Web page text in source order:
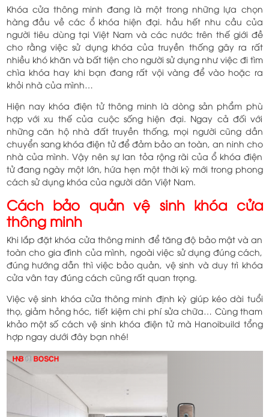
Khóa cửa thông minh đang là một trong những lựa chọn
hàng đầu về các ổ khóa hiện đại. hầu hết nhu cầu của
người tiêu dùng tại Việt Nam và các nước trên thế giới đề
cho rằng việc sử dụng khóa của truyền thống gây ra rất
nhiều khó khăn và bất tiện cho người sử dụng như việc đi tìm
chìa khóa hay khi bạn đang rất vội vàng để vào hoặc ra
khỏi nhà của mình…
Hiện nay khóa điện tử thông minh là dòng sản phẩm phù
hợp với xu thế của cuộc sống hiện đại. Ngay cả đối với
những căn hộ nhà đất truyền thống, mọi người cũng dần
chuyển sang khóa điện tử để đảm bảo an toàn, an ninh cho
nhà của mình. Vậy nên sự lan tỏa rộng rãi của ổ khóa điện
tử đang ngày một lớn, hứa hẹn một thời kỳ mới trong phong
cách sử dụng khóa của người dân Việt Nam.
Cách bảo quản vệ sinh khóa cửa
thông minh
Khi lắp đặt khóa cửa thông minh để tăng độ bảo mật và an
toàn cho gia đình của mình, ngoài việc sử dụng đúng cách,
đúng hướng dẫn thì việc bảo quản, vệ sinh và duy trì khóa
cửa vân tay đúng cách cũng rất quan trọng.
Việc vệ sinh khóa cửa thông minh định kỳ giúp kéo dài tuổi
thọ, giảm hỏng hóc, tiết kiệm chi phí sửa chữa… Cùng tham
khảo một số cách vệ sinh khóa điện tử mà Hanoibuild tổng
hợp ngay dưới đây bạn nhé!